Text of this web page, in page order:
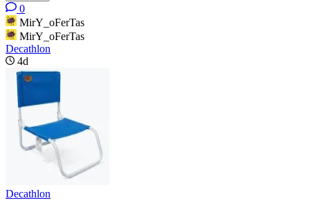
0
MirY_oFerTas
MirY_oFerTas
Decathlon
4d
Decathlon